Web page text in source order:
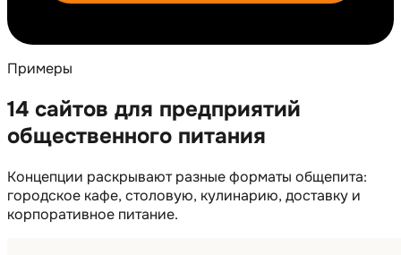
Примеры
14 сайтов для предприятий
общественного питания
Концепции раскрывают разные форматы общепита:
городское кафе, столовую, кулинарию, доставку и
корпоративное питание.